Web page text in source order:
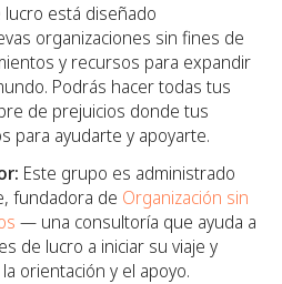
está diseñado
organizaciones sin fines de
y recursos para expandir
Podrás hacer todas tus
de prejuicios donde tus
para ayudarte y apoyarte.
Este grupo es administrado
fundadora de Organización sin
— una consultoría que ayuda a
de lucro a iniciar su viaje y
orientación y el apoyo.